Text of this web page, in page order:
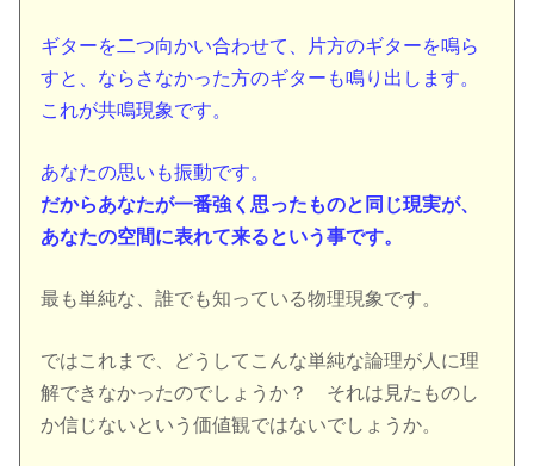
ギターを二つ向かい合わせて、片方のギターを鳴ら
すと、ならさなかった方のギターも鳴り出します。
これが共鳴現象です。
あなたの思いも振動です。
だからあなたが一番強く思ったものと同じ現実が、
あなたの空間に表れて来るという事です。
最も単純な、誰でも知っている物理現象です。
ではこれまで、どうしてこんな単純な論理が人に理
解できなかったのでしょうか？ それは見たものし
か信じないという価値観ではないでしょうか。